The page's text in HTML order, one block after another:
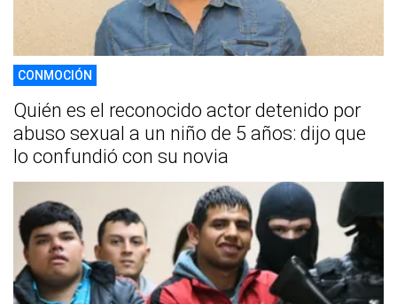
CONMOCIÓN
Quién es el reconocido actor detenido por
abuso sexual a un niño de 5 años: dijo que
lo confundió con su novia